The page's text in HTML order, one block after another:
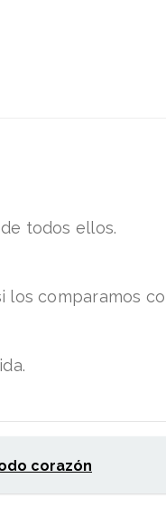
todos ellos.
comparamos
corazón